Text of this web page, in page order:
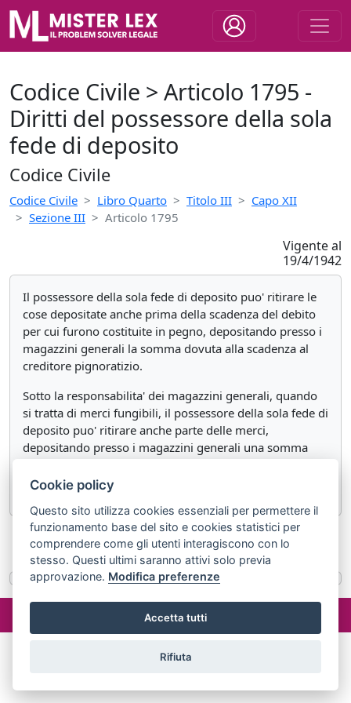
Codice Civile > Articolo 1795 -
Diritti del possessore della sola
fede di deposito
Codice Civile
Codice Civile Libro Quarto Titolo III
Capo XII
Sezione III
Articolo 1795
Vigente al
19/4/1942
Il possessore della sola fede di deposito puo' ritirare le
cose depositate anche prima della scadenza del debito
per cui furono costituite in pegno, depositando presso i
magazzini generali la somma dovuta alla scadenza al
creditore pignoratizio.
Sotto la responsabilita' dei magazzini generali, quando
si tratta di merci fungibili, il possessore della sola fede di
deposito puo' ritirare anche parte delle merci,
depositando presso i magazzini generali una somma
nota di pegno e alla quantita' delle merci ritirate.
«Articolo 1794 Articolo 1796»
©2024 misterlex.it -redazione@misterlex.it-Privacy- P.I.
02029690472
Cookie policy
Questo sito utilizza cookies essenziali per permettere il
funzionamento base del sito e cookies statistici per
comprendere come gli utenti interagiscono con lo
stesso. Questi ultimi saranno attivi solo previa
approvazione. Modifica preferenze
Accetta tutti
Rifiuta